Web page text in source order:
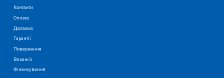
Контакти
Оплата
Доставка
Гарантії
Повернення
Вакансії
Фінансування